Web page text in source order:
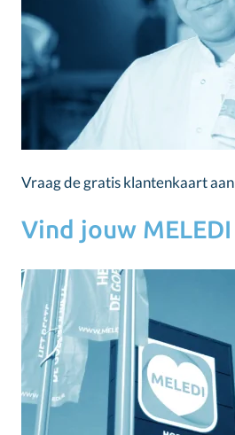
Vraag de gratis klantenkaart aan
Vind jouw MELEDI